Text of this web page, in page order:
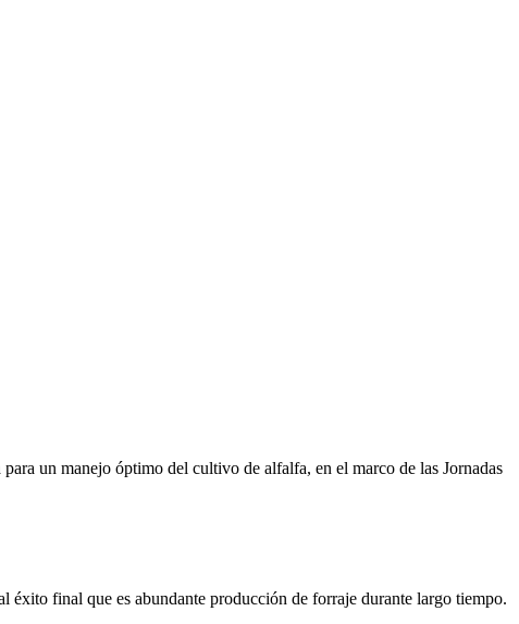
un manejo óptimo del cultivo de alfalfa, en el marco de las Jornadas
éxito final que es abundante producción de forraje durante largo tiempo.